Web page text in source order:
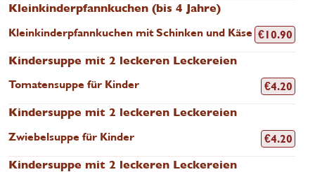
Kleinkinderpfannkuchen (bis 4 Jahre)
Kleinkinderpfannkuchen mit Schinken und Käse €10.90
Kindersuppe mit 2 leckeren Leckereien
Tomatensuppe für Kinder
€4.20
Kindersuppe mit 2 leckeren Leckereien
Zwiebelsuppe für Kinder
€4.20
Kindersuppe mit 2 leckeren Leckereien